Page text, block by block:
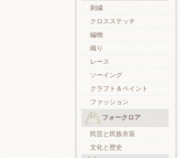
刺繍
クロスステッチ
編物
織り
レース
ソーイング
クラフト＆ペイント
ファッション
フォークロア
民芸と民族衣装
文化と歴史